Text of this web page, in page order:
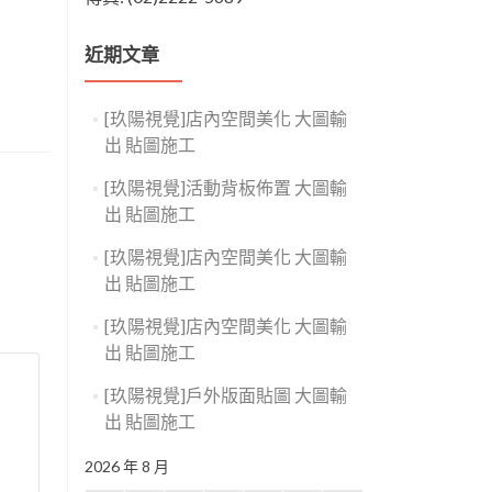
近期文章
[玖陽視覺]店內空間美化 大圖輸
出 貼圖施工
[玖陽視覺]活動背板佈置 大圖輸
出 貼圖施工
[玖陽視覺]店內空間美化 大圖輸
出 貼圖施工
[玖陽視覺]店內空間美化 大圖輸
出 貼圖施工
[玖陽視覺]戶外版面貼圖 大圖輸
出 貼圖施工
2026 年 8 月